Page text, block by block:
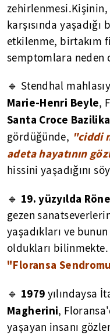
karşısında
etkilenme, birtakım
semptomlara neden
🔹 Stendhal
Marie-Henri Beyle,
Santa Croce
gördüğünde, "ciddi
adeta hayatının
hissini yaşadığını
🔹 19. yüzyılda
gezen
yaşadıkları ve
oldukları bilinmekte.
"Floransa
🔹 1979 yılındaysa
Magherini,
yaşayan insanı